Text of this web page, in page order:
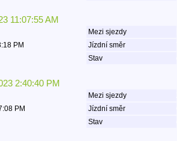
11:07:55 AM
Mezi sjezdy
PM Jízdní směr
Stav
2:40:40 PM
Mezi sjezdy
PM Jízdní směr
Stav